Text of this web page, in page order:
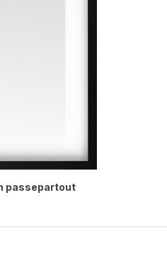
passepartout